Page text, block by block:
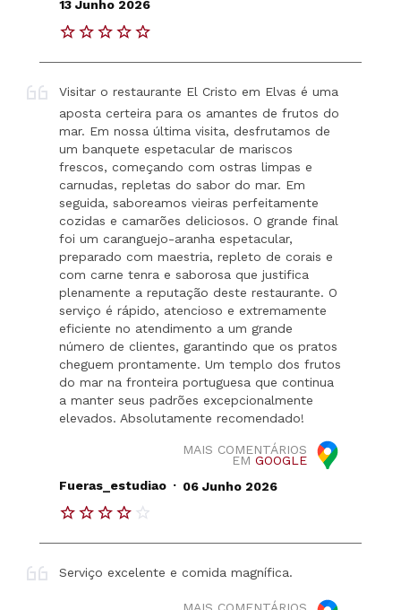
13 Junho 2026
Visitar o restaurante El Cristo em Elvas é uma
aposta certeira para os amantes de frutos do
mar. Em nossa última visita, desfrutamos de
um banquete espetacular de mariscos
frescos, começando com ostras limpas e
carnudas, repletas do sabor do mar. Em
seguida, saboreamos vieiras perfeitamente
cozidas e camarões deliciosos. O grande final
foi um caranguejo-aranha espetacular,
preparado com maestria, repleto de corais e
com carne tenra e saborosa que justifica
plenamente a reputação deste restaurante. O
serviço é rápido, atencioso e extremamente
eficiente no atendimento a um grande
número de clientes, garantindo que os pratos
cheguem prontamente. Um templo dos frutos
do mar na fronteira portuguesa que continua
a manter seus padrões excepcionalmente
elevados. Absolutamente recomendado!
MAIS COMENTÁRIOS
EM GOOGLE
Fueras_estudiao . 06 Junho 2026
Serviço excelente e comida magnífica.